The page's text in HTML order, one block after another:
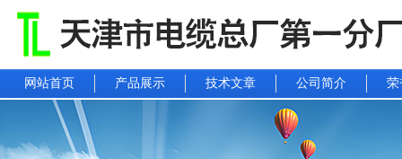
网站首页 产品展示 技术文章 公司简介 荣